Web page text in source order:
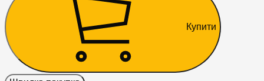
Купити